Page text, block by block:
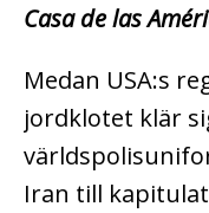
Casa de las
Medan USA:s
jordklotet klär
Iran till